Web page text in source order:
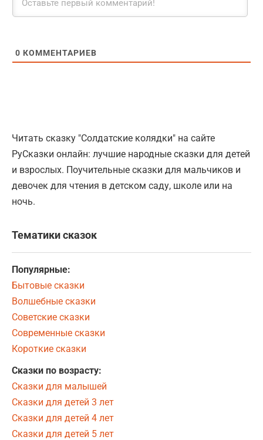
0 КОММЕНТАРИЕВ
Читать сказку "Солдатские колядки" на сайте
РуСказки онлайн: лучшие народные сказки для детей
и взрослых. Поучительные сказки для мальчиков и
девочек для чтения в детском саду, школе или на
ночь.
Тематики сказок
Популярные:
Бытовые сказки
Волшебные сказки
Советские сказки
Современные сказки
Короткие сказки
Сказки по возрасту:
Сказки для малышей
Сказки для детей 3 лет
Сказки для детей 4 лет
Сказки для детей 5 лет